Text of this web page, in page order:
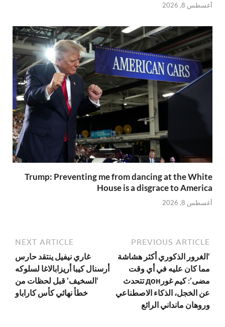
أغسطس 8, 2026
Trump: Preventing me from dancing at the White
House is a disgrace to America
أغسطس 8, 2026
PREVIOUS ARTICLE
‘الغرور الذكوري أكثر هشاشة
مما كان عليه في أي وقت
مضى’: كيم غورдон تتحدث
عن الخجل، الذكاء الاصطناعي
وروهان مانداني الرائع
NEXT ARTICLE
غاري نيفيل ينتقد حارس
أرسنال كيبا أريزابالاغا لسلوكه
‘السخيف’ قبل لحظات من
خطأ نهائي كأس كاراباو